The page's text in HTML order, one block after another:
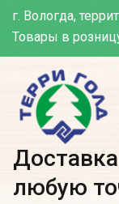
г. Вологда,
Товары в
любую